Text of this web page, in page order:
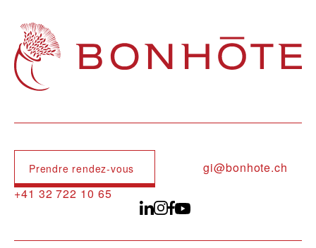
Navigation principale
Prendre rendez-vous
gi@bonhote.ch
+41 32 722 10 65